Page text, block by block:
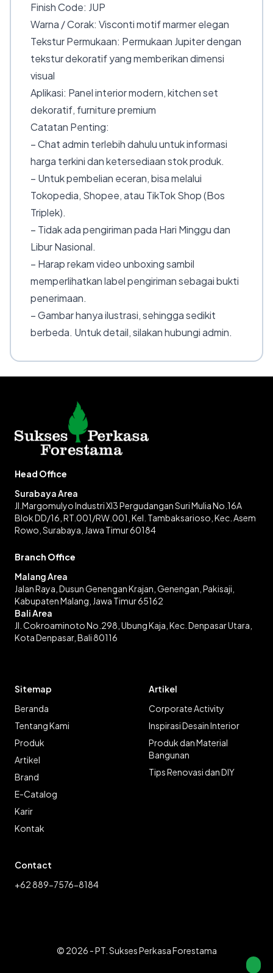
Finish Code: JUP
Warna / Corak: Visconti motif marmer elegan
Tekstur Permukaan: Permukaan Jupiter dengan
tekstur dekoratif yang memberikan dimensi
visual
Aplikasi: Panel interior modern, kitchen set
dekoratif, furniture premium
Catatan Penting:
– Chat admin terlebih dahulu untuk informasi
harga terkini dan ketersediaan stok produk.
– Untuk pembelian eceran, bisa melalui
Tokopedia, Shopee, atau TikTok Shop (Bos
Triplek).
– Tidak ada pengiriman pada Hari Minggu dan
Libur Nasional.
– Harap rekam video unboxing sambil
memperlihatkan label pengiriman sebagai bukti
penerimaan.
– Gambar hanya ilustrasi, sehingga sedikit
berbeda. Untuk detail, silakan hubungi admin.
Head Office
Surabaya Area
Jl.Margomulyo Industri XI3 Pergudangan Suri Mulia No.16A
Blok DD/16, RT.001/RW.001, Kel. Tambaksarioso, Kec. Asem
Rowo, Surabaya, Jawa Timur 60184
Branch Office
Malang Area
Jalan Raya, Dusun Genengan Krajan, Genengan, Pakisaji,
Kabupaten Malang, Jawa Timur 65162
Bali Area
Jl. Cokroaminoto No.298, Ubung Kaja, Kec. Denpasar Utara,
Kota Denpasar, Bali 80116
Sitemap
Beranda
Tentang Kami
Produk
Artikel
Brand
E-Catalog
Karir
Kontak
Artikel
Corporate Activity
Inspirasi Desain Interior
Produk dan Material
Bangunan
Tips Renovasi dan DIY
Contact
+62 889-7576-8184
© 2026 - PT. Sukses Perkasa Forestama